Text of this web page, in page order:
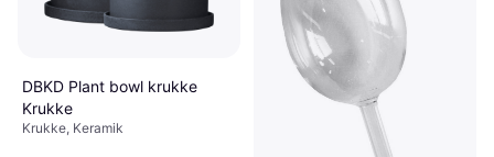
DBKD Plant bowl krukke
Krukke
Krukke, Keramik